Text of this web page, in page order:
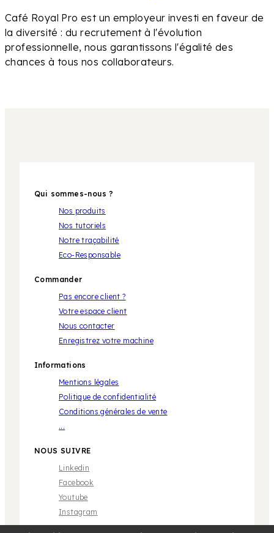
Café Royal Pro est un employeur investi en faveur de
la diversité : du recrutement à l'évolution
professionnelle, nous garantissons l'égalité des
chances à tous nos collaborateurs.
Qui sommes-nous ?
Nos produits
Nos tutoriels
Notre traçabilité
Eco-Responsable
Commander
Pas encore client ?
Votre espace client
Nous contacter
Enregistrez votre machine
Informations
Mentions légales
Politique de confidentialité
Conditions générales de vente
...
NOUS SUIVRE
Linkedin
Facebook
Youtube
Instagram